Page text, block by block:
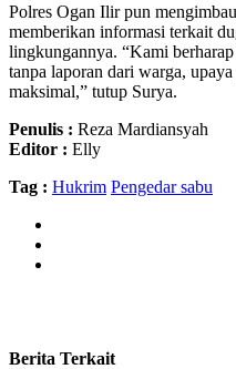
Polres Ogan Ilir pun
memberikan informasi terkait
lingkungannya. “Kami
tanpa laporan dari warga,
maksimal,” tutup Surya.
Penulis : Reza Mardiansyah
Editor : Elly
Tag : Hukrim Pengedar sabu
Berita Terkait